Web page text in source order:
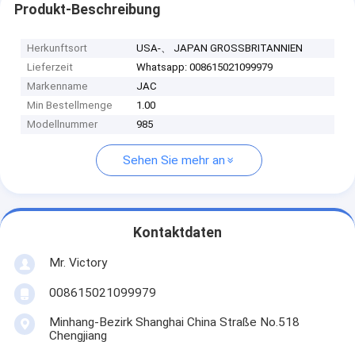
Produkt-Beschreibung
Herkunftsort
USA-、 JAPAN GROSSBRITANNIEN
Lieferzeit
Whatsapp: 008615021099979
Markenname
JAC
Min Bestellmenge
1.00
Modellnummer
985
Sehen Sie mehr an
Kontaktdaten
Mr. Victory
008615021099979
Minhang-Bezirk Shanghai China Straße No.518
Chengjiang